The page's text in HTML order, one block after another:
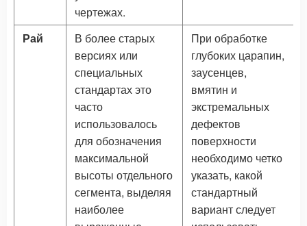
чертежах.
Рай
В более старых
версиях или
специальных
стандартах это
часто
использовалось
для обозначения
максимальной
высоты отдельного
сегмента, выделяя
наиболее
При обработке
глубоких царапин,
заусенцев,
вмятин и
экстремальных
дефектов
поверхности
необходимо четко
указать, какой
стандартный
вариант следует